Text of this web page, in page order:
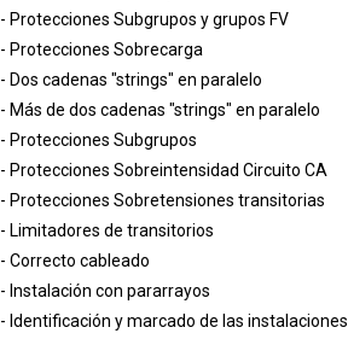
- Protecciones Subgrupos y grupos FV
- Protecciones Sobrecarga
- Dos cadenas "strings" en paralelo
- Más de dos cadenas "strings" en paralelo
- Protecciones Subgrupos
- Protecciones Sobreintensidad Circuito CA
- Protecciones Sobretensiones transitorias
- Limitadores de transitorios
- Correcto cableado
- Instalación con pararrayos
- Identificación y marcado de las instalaciones